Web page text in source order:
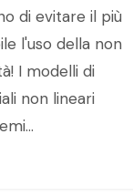
di evitare il più
l'uso della non
I modelli di
non lineari